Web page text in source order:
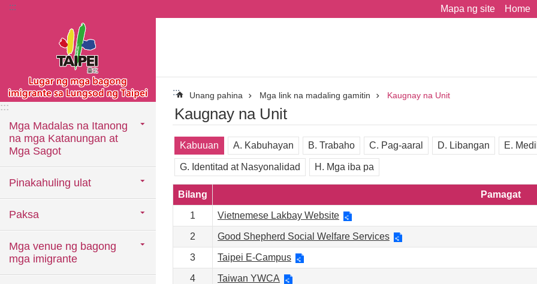
Lumaktaw sa pangunahing bloke ng nilalaman
::: Mapa ng site Home
:::
Mga Madalas na Itanong
na mga Katanungan at
Mga Sagot
Pinakahuling ulat
Paksa
Mga venue ng bagong
mga imigrante
::: Unang pahina Mga link na madaling gamitin Kaugnay na Unit
Kaugnay na Unit
Kabuuan A. Kabuhayan B. Trabaho C. Pag-aaral D. Libangan E.
G. Identitad at Nasyonalidad H. Mga iba pa
Bilang Pamagat
1 Vietnemese Lakbay Website
2 Good Shepherd Social Welfare Services
3 Taipei E-Campus
4 Taiwan YWCA